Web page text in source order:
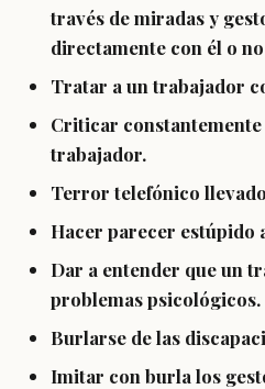
través de miradas y
directamente con él o
Tratar a un trabajador
Criticar
trabajador.
Terror telefónico
Hacer parecer estúpido
Dar a entender que un
problemas psicológicos.
Burlarse de las
Imitar con burla los